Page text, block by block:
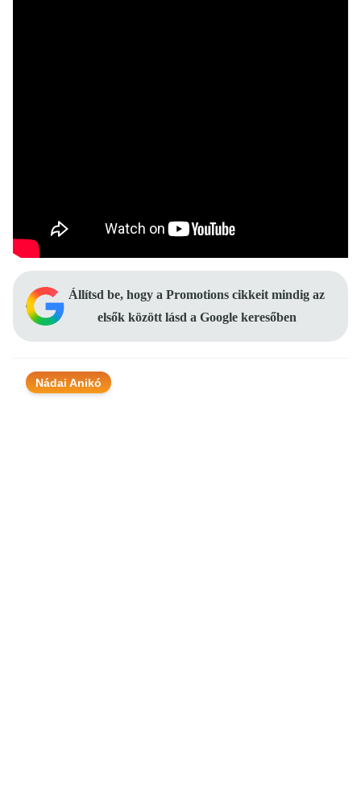
Állítsd be, hogy a Promotions cikkeit mindig az
elsők között lásd a Google keresőben
Nádai Anikó